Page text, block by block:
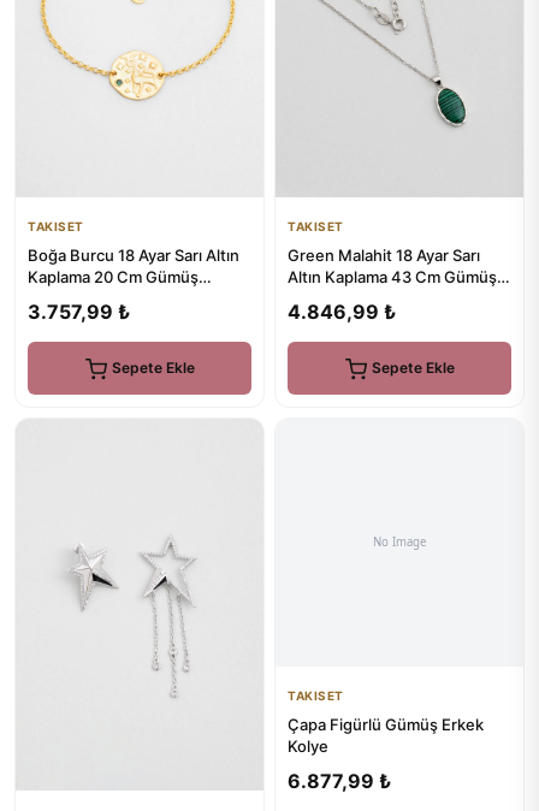
TAKISET
Boğa Burcu 18 Ayar Sarı Altın
Kaplama 20 Cm Gümüş
3.757,99 ₺
Sepete Ekle
TAKISET
Green Malahit 18 Ayar Sarı
Altın Kaplama 43 Cm Gümüş
4.846,99 ₺
Sepete Ekle
TAKISET
Çapa Figürlü Gümüş Erkek
Kolye
6.877,99 ₺